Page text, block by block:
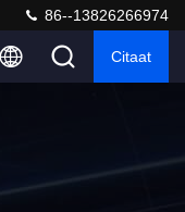
86--13826266974
Citaat